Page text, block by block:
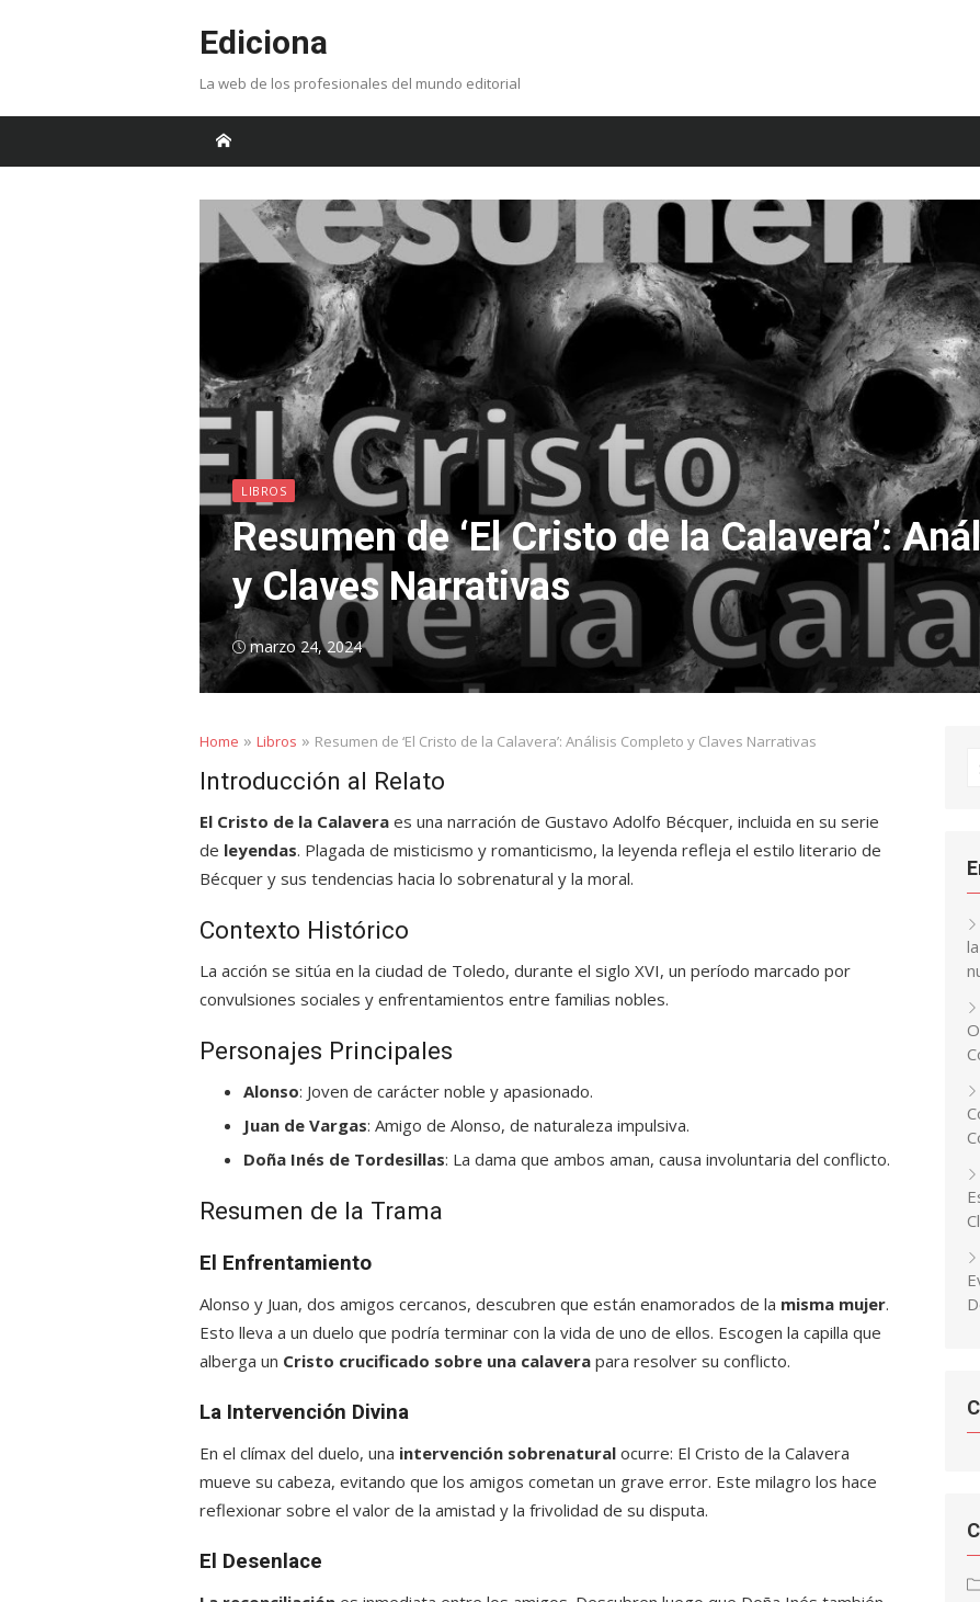
Ediciona
La web de los profesionales del mundo editorial
LIBROS
Resumen de ‘El Cristo de la Calavera’:
y Claves Narrativas
Posted
on
marzo 24, 2024
Home » Libros » Resumen de ‘El Cristo de la Calavera’: Análisis Completo y Claves Narrativas
Introducción al Relato
El Cristo de la Calavera es una narración de Gustavo Adolfo Bécquer, incluida en su serie
de leyendas. Plagada de misticismo y romanticismo, la leyenda refleja el estilo literario de
Bécquer y sus tendencias hacia lo sobrenatural y la moral.
Contexto Histórico
La acción se sitúa en la ciudad de Toledo, durante el siglo XVI, un período marcado por
convulsiones sociales y enfrentamientos entre familias nobles.
Personajes Principales
Alonso: Joven de carácter noble y apasionado.
Juan de Vargas: Amigo de Alonso, de naturaleza impulsiva.
Doña Inés de Tordesillas: La dama que ambos aman, causa involuntaria del conflicto.
Resumen de la Trama
El Enfrentamiento
Alonso y Juan, dos amigos cercanos, descubren que están enamorados de la misma mujer.
Esto lleva a un duelo que podría terminar con la vida de uno de ellos. Escogen la capilla que
alberga un Cristo crucificado sobre una calavera para resolver su conflicto.
La Intervención Divina
En el clímax del duelo, una intervención sobrenatural ocurre: El Cristo de la Calavera
mueve su cabeza, evitando que los amigos cometan un grave error. Este milagro los hace
reflexionar sobre el valor de la amistad y la frivolidad de su disputa.
El Desenlace